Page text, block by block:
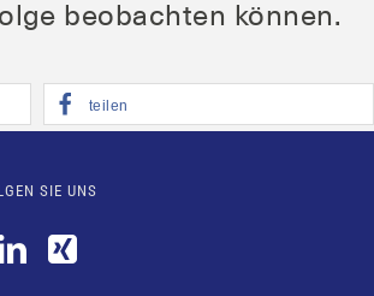
beob­ach­ten können.
tei­len
SIE UNS